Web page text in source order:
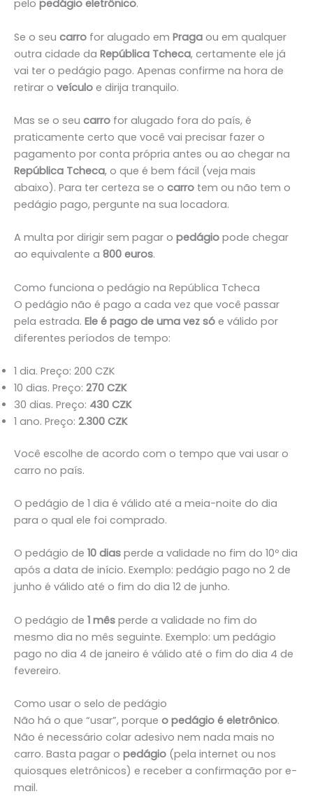
pelo pedágio eletrônico.
Se o seu carro for alugado em Praga ou em qualquer
outra cidade da República Tcheca, certamente ele já
vai ter o pedágio pago. Apenas confirme na hora de
retirar o veículo e dirija tranquilo.
Mas se o seu carro for alugado fora do país, é
praticamente certo que você vai precisar fazer o
pagamento por conta própria antes ou ao chegar na
República Tcheca, o que é bem fácil (veja mais
abaixo). Para ter certeza se o carro tem ou não tem o
pedágio pago, pergunte na sua locadora.
A multa por dirigir sem pagar o pedágio pode chegar
ao equivalente a 800 euros.
Como funciona o pedágio na República Tcheca
O pedágio não é pago a cada vez que você passar
pela estrada. Ele é pago de uma vez só e válido por
diferentes períodos de tempo:
1 dia. Preço: 200 CZK
10 dias. Preço: 270 CZK
30 dias. Preço: 430 CZK
1 ano. Preço: 2.300 CZK
Você escolhe de acordo com o tempo que vai usar o
carro no país.
O pedágio de 1 dia é válido até a meia-noite do dia
para o qual ele foi comprado.
O pedágio de 10 dias perde a validade no fim do 10º dia
após a data de início. Exemplo: pedágio pago no 2 de
junho é válido até o fim do dia 12 de junho.
O pedágio de 1 mês perde a validade no fim do
mesmo dia no mês seguinte. Exemplo: um pedágio
pago no dia 4 de janeiro é válido até o fim do dia 4 de
fevereiro.
Como usar o selo de pedágio
Não há o que “usar”, porque o pedágio é eletrônico.
Não é necessário colar adesivo nem nada mais no
carro. Basta pagar o pedágio (pela internet ou nos
quiosques eletrônicos) e receber a confirmação por e-
mail.